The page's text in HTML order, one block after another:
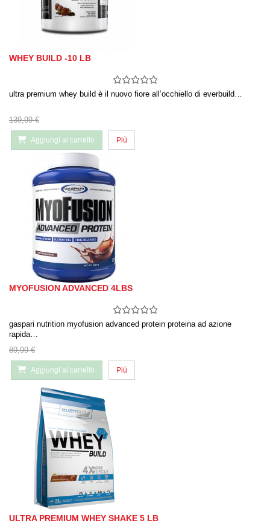
WHEY BUILD -10 LB
ultra premium whey build è il nuovo fiore all’occhiello di everbuild…
139,99 €
Aggiungi al carrello Più
MYOFUSION ADVANCED 4LBS
gaspari nutrition myofusion advanced protein proteina ad azione
rapida…
89,99 €
Aggiungi al carrello Più
ULTRA PREMIUM WHEY SHAKE 5 LB